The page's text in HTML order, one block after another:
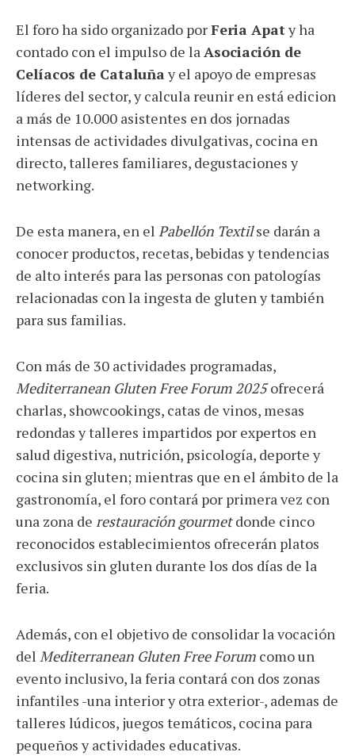
El foro ha sido organizado porFeria Apaty ha
contado con el impulso de laAsociación de
Celíacos de Cataluña y el apoyo de empresas
líderes del sector, y calcula reunir en está edicion
a más de 10.000 asistentes en dos jornadas
intensas de actividades divulgativas, cocina en
directo, talleres familiares, degustaciones y
networking.
De esta manera, en el Pabellón Textilse darán a
conocer productos, recetas, bebidas y tendencias
de alto interés para las personas con patologías
relacionadas con la ingesta de gluten y también
para sus familias.
Con más de 30 actividades programadas,
Mediterranean Gluten Free Forum 2025ofrecerá
charlas, showcookings, catas de vinos, mesas
redondas y talleres impartidos por expertos en
salud digestiva, nutrición, psicología, deporte y
cocina sin gluten; mientras que en el ámbito de la
gastronomía, el foro contará por primera vez con
una zona de restauración gourmetdonde cinco
reconocidos establecimientos ofrecerán platos
exclusivos sin gluten durante los dos días de la
feria.
Además, con el objetivo de consolidar la vocación
del Mediterranean Gluten Free Forum como un
evento inclusivo, la feria contará con dos zonas
infantiles -una interior y otra exterior-, ademas de
talleres lúdicos, juegos temáticos, cocina para
pequeños y actividades educativas.